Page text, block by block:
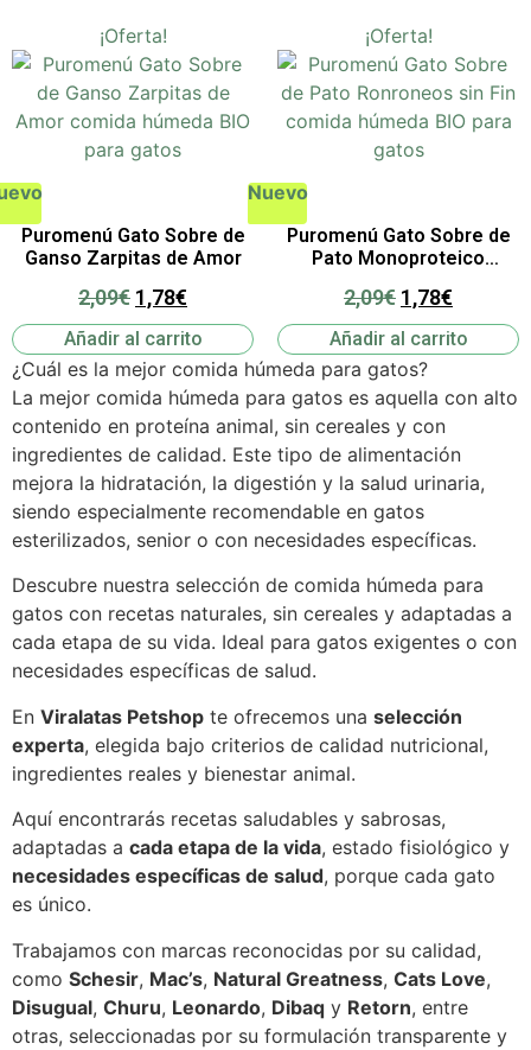
¡Oferta!
Puromenú Gato Sobre de
Ganso Zarpitas de Amor
2,09€ 1,78€
Añadir al carrito
¡Oferta!
Nuevo
Puromenú Gato Sobre de
Pato Monoproteico
2,09€ 1,78€
Añadir al carrito
¿Cuál es la mejor comida húmeda para gatos?
La mejor comida húmeda para gatos es aquella con alto
contenido en proteína animal, sin cereales y con
ingredientes de calidad. Este tipo de alimentación
mejora la hidratación, la digestión y la salud urinaria,
siendo especialmente recomendable en gatos
esterilizados, senior o con necesidades específicas.
Descubre nuestra selección de comida húmeda para
gatos con recetas naturales, sin cereales y adaptadas a
cada etapa de su vida. Ideal para gatos exigentes o con
necesidades específicas de salud.
En Viralatas Petshop te ofrecemos una selección
experta, elegida bajo criterios de calidad nutricional,
ingredientes reales y bienestar animal.
Aquí encontrarás recetas saludables y sabrosas,
adaptadas a cada etapa de la vida, estado fisiológico y
necesidades específicas de salud, porque cada gato
es único.
Trabajamos con marcas reconocidas por su calidad,
como Schesir, Mac’s, Natural Greatness, Cats Love,
Disugual, Churu, Leonardo, Dibaq y Retorn, entre
otras, seleccionadas por su formulación transparente y